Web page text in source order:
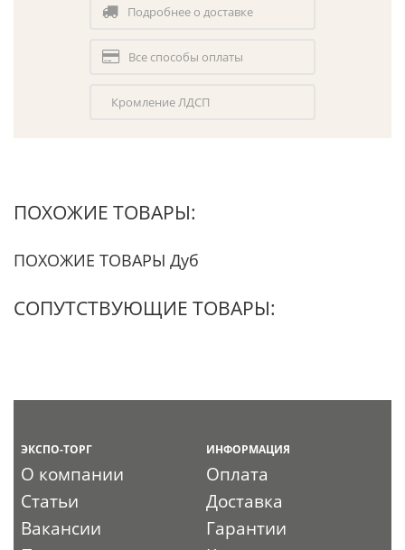
Подробнее о доставке
Все способы оплаты
Кромление ЛДСП
ПОХОЖИЕ ТОВАРЫ:
ПОХОЖИЕ ТОВАРЫ Дуб
СОПУТСТВУЮЩИЕ ТОВАРЫ:
ЭКСПО-ТОРГ
О компании
Статьи
Вакансии
ИНФОРМАЦИЯ
Оплата
Доставка
Гарантии